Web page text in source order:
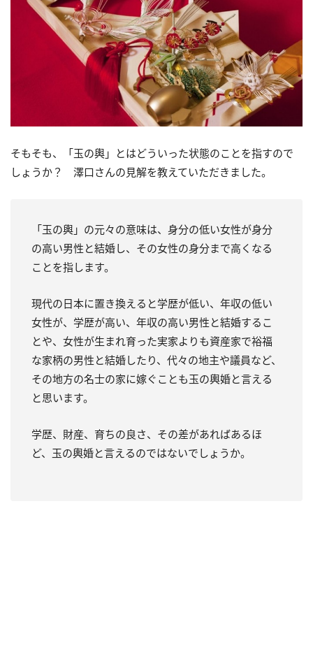
そもそも、「玉の輿」とはどういった状態のことを指すので
しょうか？ 澤口さんの見解を教えていただきました。
「玉の輿」の元々の意味は、身分の低い女性が身分
の高い男性と結婚し、その女性の身分まで高くなる
ことを指します。
現代の日本に置き換えると学歴が低い、年収の低い
女性が、学歴が高い、年収の高い男性と結婚するこ
とや、女性が生まれ育った実家よりも資産家で裕福
な家柄の男性と結婚したり、代々の地主や議員など、
その地方の名士の家に嫁ぐことも玉の輿婚と言える
と思います。
学歴、財産、育ちの良さ、その差があればあるほ
ど、玉の輿婚と言えるのではないでしょうか。